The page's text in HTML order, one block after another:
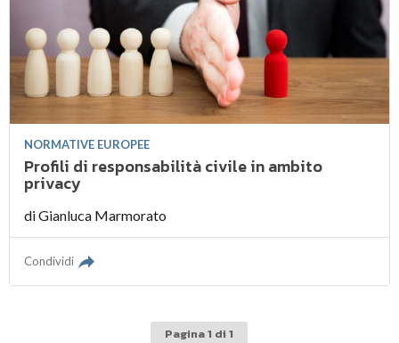
NORMATIVE EUROPEE
Profili di responsabilità civile in ambito
privacy
diGianluca Marmorato
Condividi
Pagina 1 di 1